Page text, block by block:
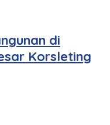
di
Korsleting